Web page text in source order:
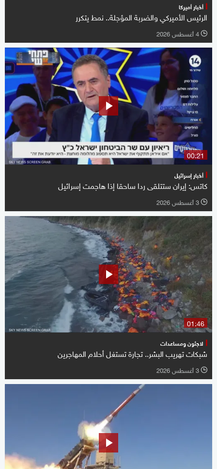
أخبار أميركا
الرئيس الأميركي والضربة المؤجلة.. نمط يتكرر
l 4 أغسطس 2026
00:21
أخبار إسرائيل
كاتس: إيران ستتلقى ردا ساحقا إذا هاجمت إسرائيل
l 3 أغسطس 2026
01:46
لاجئون ومساعدات
شبكات تهريب البشر.. تجارة تستغل أحلام المهاجرين
l 3 أغسطس 2026